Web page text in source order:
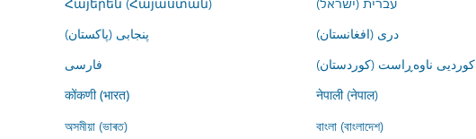
پنجابی (پاکستان)
درى (افغانستان)
فارسى
کوردیی ناوەڕاست (کوردستان)
कोंकणी (भारत) नेपाली (नेपाल)
অসমীয়া (ভাৰত) বাংলা (বাংলাদেশ)